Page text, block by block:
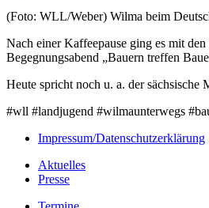
(Foto: WLL/Weber) Wilma beim
Nach einer Kaffeepause ging es mit
Begegnungsabend „Bauern treffen
Heute spricht noch u. a. der
#wll #landjugend #wilmaunterwegs
Impressum/Datenschutzerklärung
Aktuelles
Presse